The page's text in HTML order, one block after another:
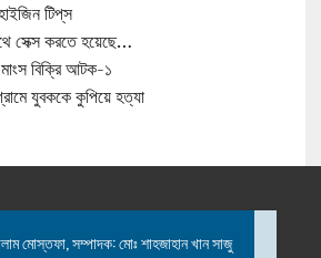
টিপ্‌স
সেক্স করতে হয়েছে…
বিক্রি আটক-১
যুবককে কুপিয়ে হত্যা
মোস্তফা, সম্পাদক: মোঃ শাহজাহান খান সাজু